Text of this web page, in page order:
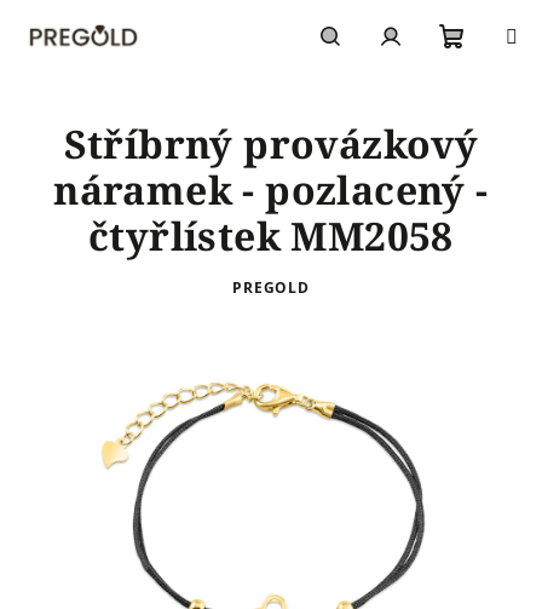
košík
Stříbrný provázkový
náramek - pozlacený -
čtyřlístek MM2058
PREGOLD